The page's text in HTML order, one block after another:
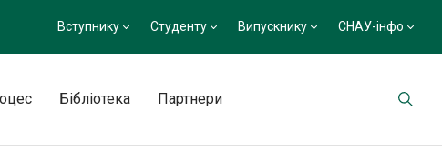
Вступнику Студенту Випускнику СНАУ-інфо
Бібліотека Партнери